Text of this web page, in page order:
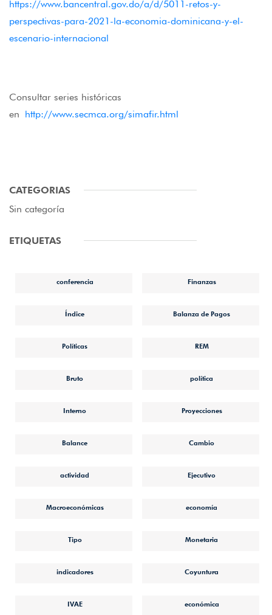
https://www.bancentral.gov.do/a/d/5011-retos-y-
perspectivas-para-2021-la-economia-dominicana-y-el-
escenario-internacional
Consultar series históricas
en http://www.secmca.org/simafir.html
CATEGORIAS
Sin categoría
ETIQUETAS
conferencia Finanzas
Índice Balanza de Pagos
Políticas REM
Bruto política
Interno Proyecciones
Balance Cambio
actividad Ejecutivo
Macroeconómicas economía
Tipo Monetaria
indicadores Coyuntura
IVAE económica